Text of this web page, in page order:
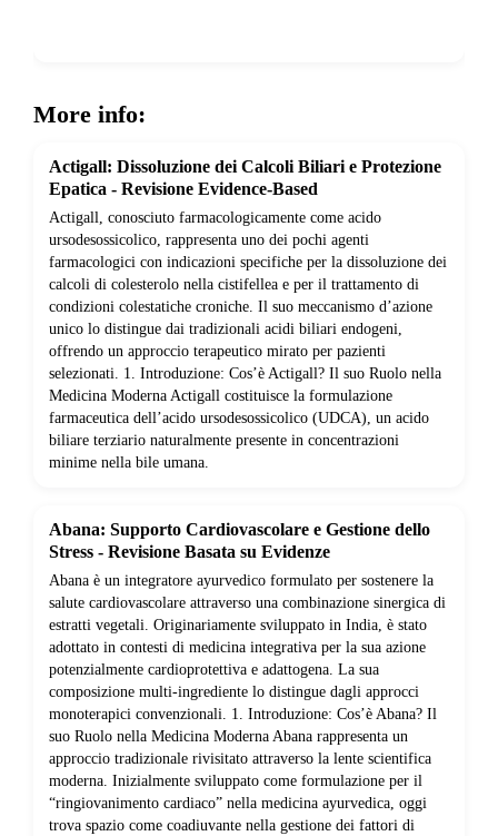
More info:
Actigall: Dissoluzione dei Calcoli Biliari e Protezione
Epatica - Revisione Evidence-Based
Actigall, conosciuto farmacologicamente come acido
ursodesossicolico, rappresenta uno dei pochi agenti
farmacologici con indicazioni specifiche per la dissoluzione dei
calcoli di colesterolo nella cistifellea e per il trattamento di
condizioni colestatiche croniche. Il suo meccanismo d’azione
unico lo distingue dai tradizionali acidi biliari endogeni,
offrendo un approccio terapeutico mirato per pazienti
selezionati. 1. Introduzione: Cos’è Actigall? Il suo Ruolo nella
Medicina Moderna Actigall costituisce la formulazione
farmaceutica dell’acido ursodesossicolico (UDCA), un acido
biliare terziario naturalmente presente in concentrazioni
minime nella bile umana.
Abana: Supporto Cardiovascolare e Gestione dello
Stress - Revisione Basata su Evidenze
Abana è un integratore ayurvedico formulato per sostenere la
salute cardiovascolare attraverso una combinazione sinergica di
estratti vegetali. Originariamente sviluppato in India, è stato
adottato in contesti di medicina integrativa per la sua azione
potenzialmente cardioprotettiva e adattogena. La sua
composizione multi-ingrediente lo distingue dagli approcci
monoterapici convenzionali. 1. Introduzione: Cos’è Abana? Il
suo Ruolo nella Medicina Moderna Abana rappresenta un
approccio tradizionale rivisitato attraverso la lente scientifica
moderna. Inizialmente sviluppato come formulazione per il
“ringiovanimento cardiaco” nella medicina ayurvedica, oggi
trova spazio come coadiuvante nella gestione dei fattori di